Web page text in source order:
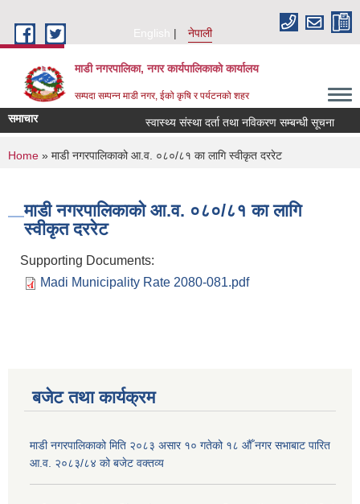
English
नेपाली
माडी नगरपालिका, नगर कार्यपालिकाकाे कार्यालय
सम्पदा सम्पन्न माडी नगर, ईको कृषि र पर्यटनको शहर
समाचार स्वास्थ्य संस्था दर्ता तथा नविकरण सम्बन्धी सूचना
You are here
Home » माडी नगरपालिकाको आ.व. ०८०/८१ का लागि स्वीकृत दररेट
माडी नगरपालिकाको आ.व. ०८०/८१ का लागि
स्वीकृत दररेट
Supporting Documents:
Madi Municipality Rate 2080-081.pdf
बजेट तथा कार्यक्रम
माडी नगरपालिकाको मिति २०८३ असार १० गतेको १८ औँ नगर सभाबाट पारित
आ.व. २०८३/८४ को बजेट वक्तव्य